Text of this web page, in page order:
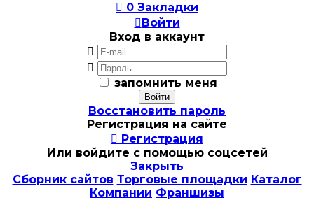
 0 Закладки
Войти
Вход в аккаунт


запомнить меня
Восстановить пароль
Регистрация на сайте
 Регистрация
Или войдите с помощью соцсетей
Закрыть
Сборник сайтов Торговые площадки Каталог
Компании Франшизы